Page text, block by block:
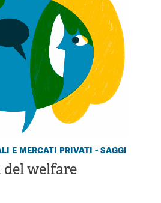
e mercati privati - saggi
del welfare